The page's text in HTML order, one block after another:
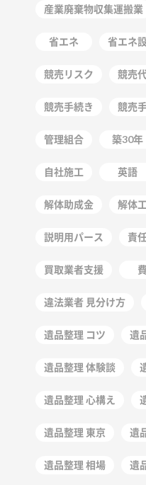
産業廃棄物収集運搬業
省エネ 省エネ
競売リスク 競売
競売手続き 競売
管理組合 築30年
自社施工 英語
解体助成金 解体
説明用パース 責
買取業者支援
違法業者 見分け方
遺品整理 コツ 遺
遺品整理 体験談
遺品整理 心構え
遺品整理 東京 遺
遺品整理 相場 遺